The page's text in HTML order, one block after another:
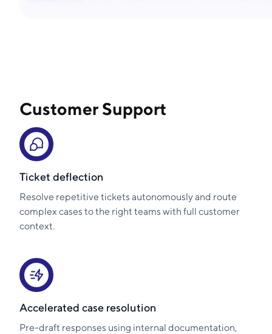
Customer Support
Ticket deflection
Resolve repetitive tickets autonomously and route
complex cases to the right teams with full customer
context.
Accelerated case resolution
Pre-draft responses using internal documentation,